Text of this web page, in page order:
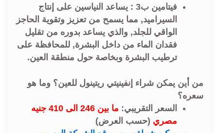
فيتامين ب3 :
يساعد النياسين على إنتاج
السيراميد, مما يسمح من تعزيز وتقوية الحاجز
الواقي للجلد, والذي يساعد بدوره من تقليل
فقدان الماء من داخل البشرة, للمحافظة على
ترطيب البشرة وبخاصة حول منطقة العين.
من أين يمكن شراء إنفينيتي ريتينول للعين؟ وما هو
سعره؟
السعر التقريبي:
ما بين 246 الى 410 جنيه
مصري (حسب العرض)